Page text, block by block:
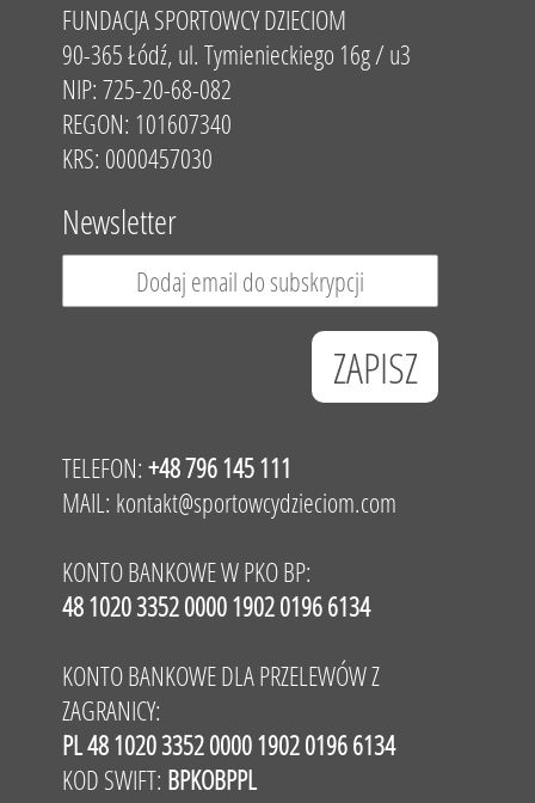
FUNDACJA SPORTOWCY DZIECIOM
90-365 Łódź, ul. Tymienieckiego 16g / u3
NIP: 725-20-68-082
REGON: 101607340
KRS: 0000457030
Newsletter
TELEFON: +48 796 145 111
MAIL: kontakt@sportowcydzieciom.com
KONTO BANKOWE W PKO BP:
48 1020 3352 0000 1902 0196 6134
KONTO BANKOWE DLA PRZELEWÓW Z
ZAGRANICY:
PL 48 1020 3352 0000 1902 0196 6134
KOD SWIFT: BPKOBPPL